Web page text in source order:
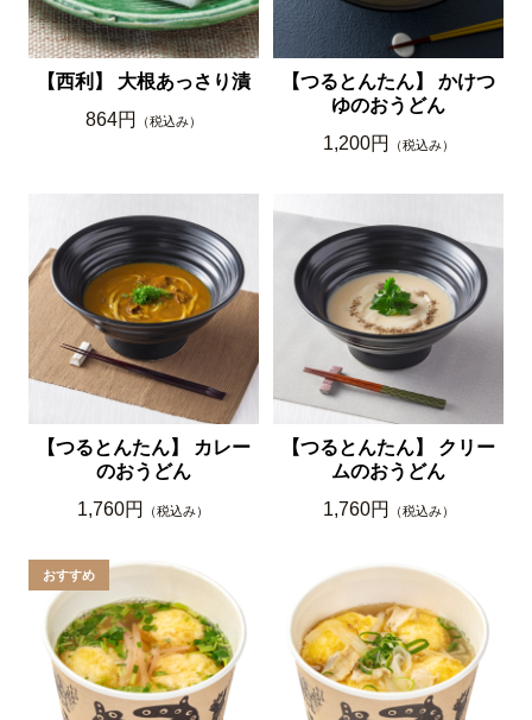
【西利】 大根あっさり漬
864円
（税込み）
【つるとんたん】 かけつ
ゆのおうどん
1,200円
（税込み）
【つるとんたん】 カレー
のおうどん
1,760円
（税込み）
【つるとんたん】 クリー
ムのおうどん
1,760円
（税込み）